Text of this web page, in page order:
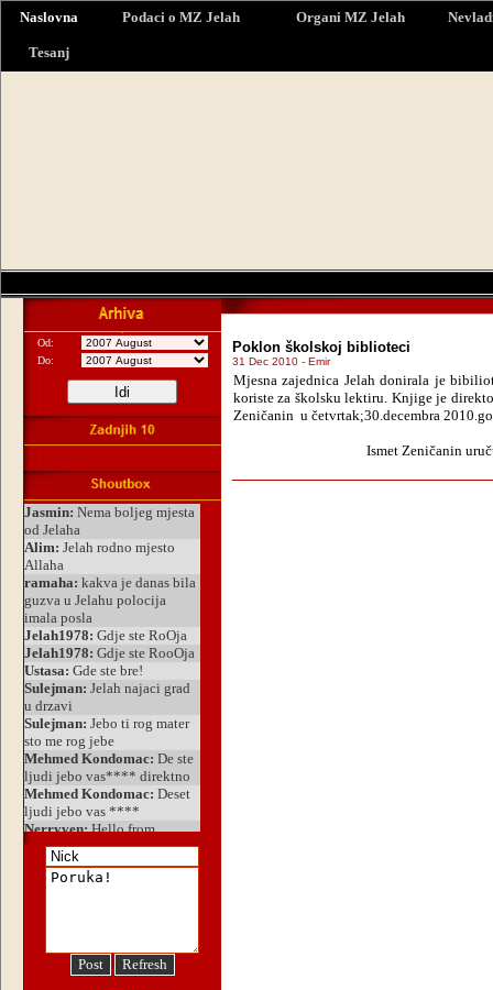
Naslovna Podaci o MZ Jelah Organi MZ Jelah
Tesanj
Od:
Do:
Poklon školskoj biblioteci
31 Dec 2010 - Emir
Mjesna zajednica Jelah donirala je
koriste za školsku lektiru. Knjige je
Zeničanin u četvrtak;30.decembra
Ismet Zeničanin